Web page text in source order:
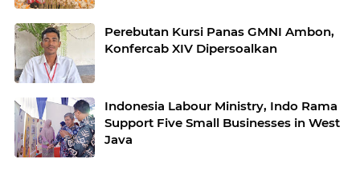
Perebutan Kursi Panas GMNI Ambon,
Konfercab XIV Dipersoalkan
Indonesia Labour Ministry, Indo Rama
Support Five Small Businesses in West
Java